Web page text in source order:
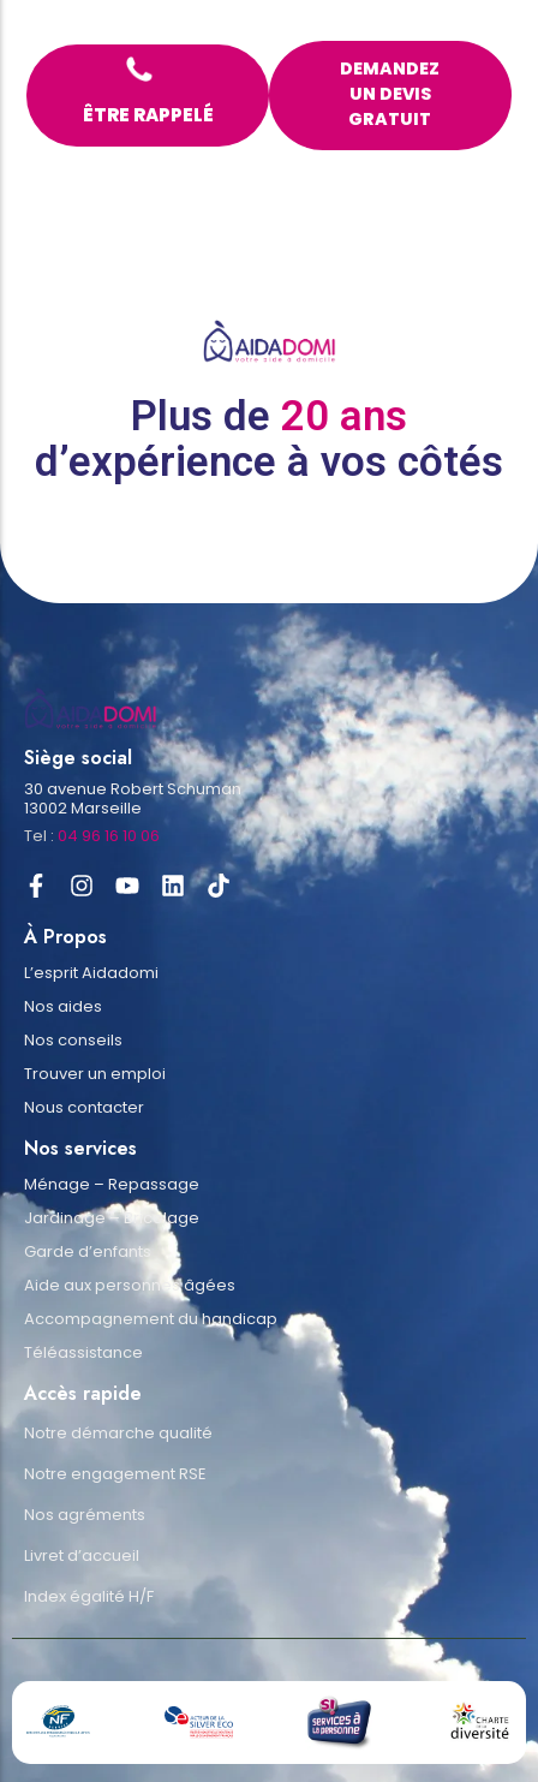
ÊTRE RAPPELÉ
DEMANDEZ
UN DEVIS
GRATUIT
Plus de 20 ans
d’expérience à vos côtés
Siège social
30 avenue Robert Schuman
13002 Marseille
Tel : 04 96 16 10 06
À Propos
L’esprit Aidadomi
Nos aides
Nos conseils
Trouver un emploi
Nous contacter
Nos services
Ménage – Repassage
Jardinage – Bricolage
Garde d’enfants
Aide aux personnes âgées
Accompagnement du handicap
Téléassistance
Accès rapide
Notre démarche qualité
Notre engagement RSE
Nos agréments
Livret d’accueil
Index égalité H/F